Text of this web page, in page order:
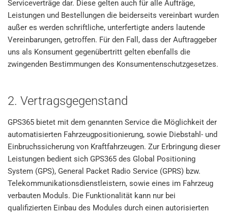
Serviceverträge dar. Diese gelten auch für alle Aufträge,
Leistungen und Bestellungen die beiderseits vereinbart wurden
außer es werden schriftliche, unterfertigte anders lautende
Vereinbarungen, getroffen. Für den Fall, dass der Auftraggeber
uns als Konsument gegenübertritt gelten ebenfalls die
zwingenden Bestimmungen des Konsumentenschutzgesetzes.
2. Vertragsgegenstand
GPS365 bietet mit dem genannten Service die Möglichkeit der
automatisierten Fahrzeugpositionierung, sowie Diebstahl- und
Einbruchssicherung von Kraftfahrzeugen. Zur Erbringung dieser
Leistungen bedient sich GPS365 des Global Positioning
System (GPS), General Packet Radio Service (GPRS) bzw.
Telekommunikationsdienstleistern, sowie eines im Fahrzeug
verbauten Moduls. Die Funktionalität kann nur bei
qualifizierten Einbau des Modules durch einen autorisierten